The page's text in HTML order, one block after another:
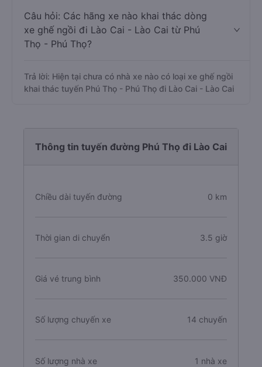
Câu hỏi: Các hãng xe nào khai thác dòng
xe ghế ngồi đi Lào Cai - Lào Cai từ Phú
Thọ - Phú Thọ?
Trả lời: Hiện tại chưa có nhà xe nào có loại xe ghế ngồi
khai thác tuyến Phú Thọ - Phú Thọ đi Lào Cai - Lào Cai
Thông tin tuyến đường Phú Thọ đi Lào Cai
Chiều dài tuyến đường 0 km
Thời gian di chuyển 3.5 giờ
Giá vé trung bình 350.000 VNĐ
Số lượng chuyến xe 14 chuyến
Số lượng nhà xe 1 nhà xe